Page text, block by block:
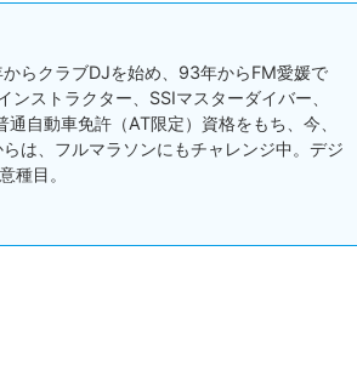
らクラブDJを始め、93年からFM愛媛で
ストラクター、SSIマスターダイバー、
自動車免許（AT限定）資格をもち、今、
は、フルマラソンにもチャレンジ中。デジ
種目。